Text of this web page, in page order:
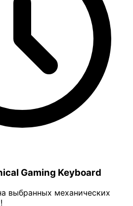
Gaming Keyboard
выбранных механических